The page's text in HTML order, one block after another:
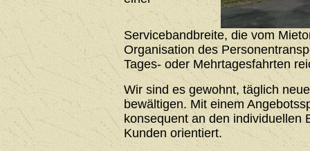
Servicebandbreite, die vom
Organisation des
Tages- oder Mehrtagesfahrten
Wir sind es gewohnt, täglich
bewältigen. Mit einem
konsequent an den individuellen
Kunden orientiert.